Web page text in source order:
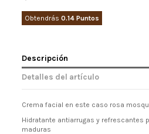
Obtendrás0.14 Puntos
Descripción
Detalles del artículo
Crema facial en este caso rosa
Hidratante antiarrugas y refrescantes
maduras